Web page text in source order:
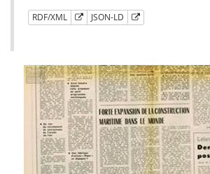
RDF/XML JSON-LD